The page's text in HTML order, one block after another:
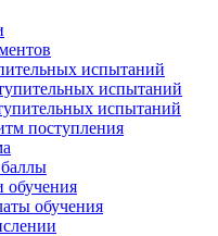
испытаний
испытаний
испытаний
поступления
обучения